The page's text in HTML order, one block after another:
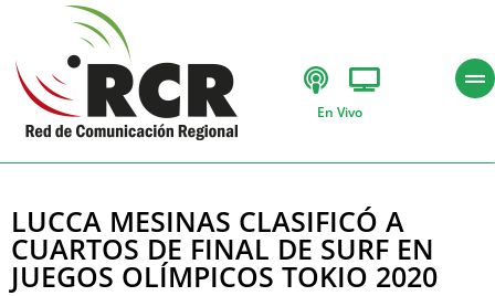
En Vivo
LUCCA MESINAS CLASIFICÓ A
CUARTOS DE FINAL DE SURF EN
JUEGOS OLÍMPICOS TOKIO 2020